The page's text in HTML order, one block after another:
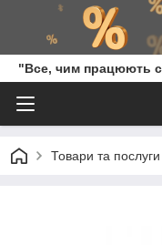
"Все, чим працюють
Товари та послуги